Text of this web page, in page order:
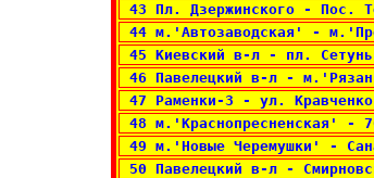
43 Пл. Дзержинского - Пос.
44 м.'Автозаводская' -
45 Киевский в-л - пл. Сетунь
46 Павелецкий в-л -
47 Раменки-3 - ул. Кравченко
48 м.'Краснопресненская' -
49 м.'Новые Черемушки' -
50 Павелецкий в-л -